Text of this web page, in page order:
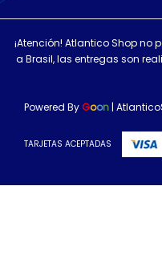
¡Atención! Atlantico Shop no
a Brasil, las entregas son
Powered By Goon |
TARJETAS ACEPTADAS